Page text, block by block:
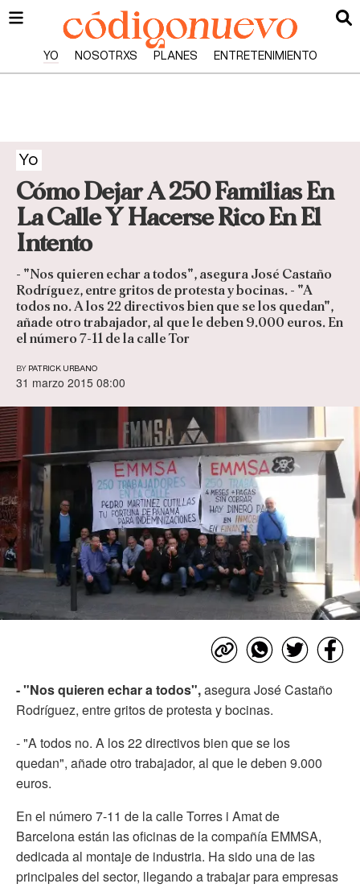
YO NOSOTRXS PLANES ENTRETENIMIENTO
Yo
Cómo Dejar A 250 Familias En
La Calle Y Hacerse Rico En El
Intento
- "Nos quieren echar a todos", asegura José Castaño
Rodríguez, entre gritos de protesta y bocinas. - "A
todos no. A los 22 directivos bien que se los quedan",
añade otro trabajador, al que le deben 9.000 euros. En
el número 7-11 de la calle Tor
BY PATRICK URBANO
31 marzo 2015 08:00
- "Nos quieren echar a todos",asegura José Castaño
Rodríguez, entre gritos de protesta y bocinas.
- "A todos no. A los 22 directivos bien que se los
quedan", añade otro trabajador, al que le deben 9.000
euros.
En el número 7-11 de la calle Torres i Amat de
Barcelona están las oficinas de la compañía EMMSA,
dedicada al montaje de industria. Ha sido una de las
principales del sector, llegando a trabajar para empresas